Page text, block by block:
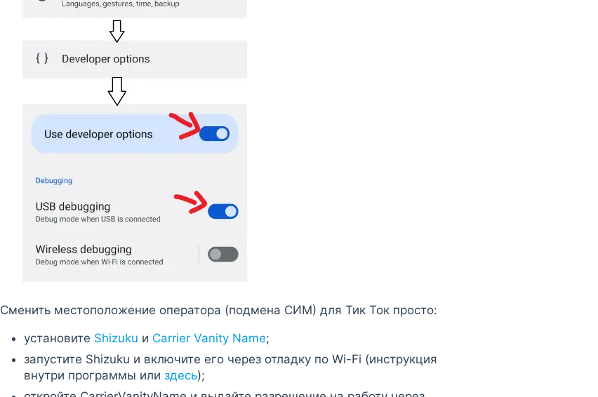
Сменить местоположение оператора (подмена СИМ) для Тик Ток просто:
установите Shizuku и Carrier Vanity Name;
запустите Shizuku и включите его через отладку по Wi-Fi (инструкция
внутри программы или здесь);